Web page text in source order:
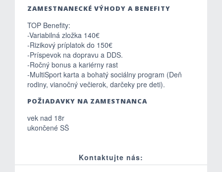
ZAMESTNANECKÉ VÝHODY A BENEFITY
TOP Benefity:
-Variabilná zložka 140€
-Rizikový príplatok do 150€
-Príspevok na dopravu a DDS.
-Ročný bonus a kariérny rast
-MultiSport karta a bohatý sociálny program (Deň
rodiny, vianočný večierok, darčeky pre deti).
POŽIADAVKY NA ZAMESTNANCA
vek nad 18r
ukončené SŠ
Kontaktujte nás: